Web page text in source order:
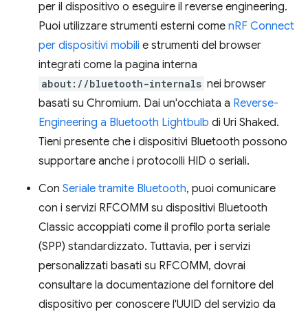
per il dispositivo o eseguire il reverse engineering.
Puoi utilizzare strumenti esterni come nRF Connect
per dispositivi mobili e strumenti del browser
integrati come la pagina interna
about://bluetooth-internals nei browser
basati su Chromium. Dai un'occhiata a Reverse-
Engineering a Bluetooth Lightbulb di Uri Shaked.
Tieni presente che i dispositivi Bluetooth possono
supportare anche i protocolli HID o seriali.
Con Seriale tramite Bluetooth, puoi comunicare
con i servizi RFCOMM su dispositivi Bluetooth
Classic accoppiati come il profilo porta seriale
(SPP) standardizzato. Tuttavia, per i servizi
personalizzati basati su RFCOMM, dovrai
consultare la documentazione del fornitore del
dispositivo per conoscere l'UUID del servizio da